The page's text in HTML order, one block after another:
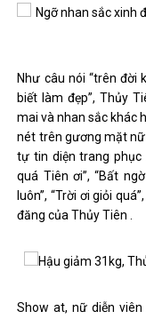
Như câu nói “trên đời
biết làm đẹp”, Thủy
mai và nhan sắc khác
nét trên gương mặt nữ
tự tin diện trang phục
quá Tiên ơi”, “Bất
luôn”, “Trời ơi giỏi
đăng của Thủy Tiên .
Show at, nữ diễn